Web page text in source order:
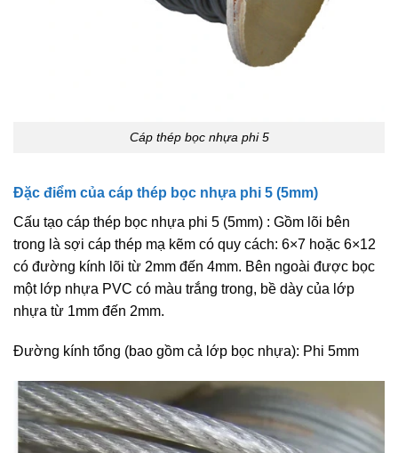
Cáp thép bọc nhựa phi 5
Đặc điểm của cáp thép bọc nhựa phi 5 (5mm)
Cấu tạo cáp thép bọc nhựa phi 5 (5mm) : Gồm lõi bên
trong là sợi cáp thép mạ kẽm có quy cách: 6×7 hoặc 6×12
có đường kính lõi từ 2mm đến 4mm. Bên ngoài được bọc
một lớp nhựa PVC có màu trắng trong, bề dày của lớp
nhựa từ 1mm đến 2mm.
Đường kính tổng (bao gồm cả lớp bọc nhựa): Phi 5mm